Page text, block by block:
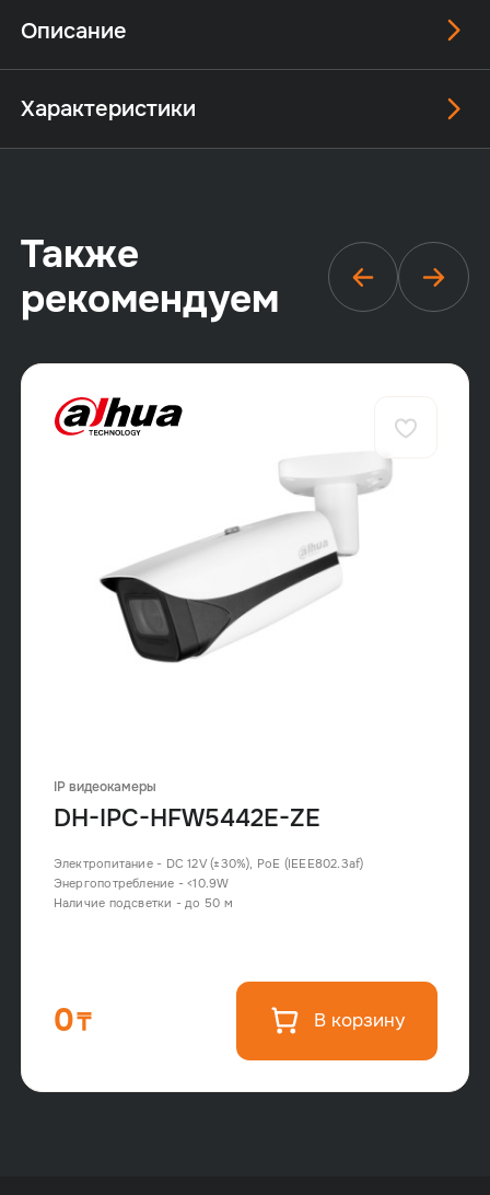
Описание
Характеристики
Также
рекомендуем
IP видеокамеры
DH-IPC-HFW5442E-ZE
Электропитание - DC 12V (±30%), PoE (IEEE802.3af)
Энергопотребление - <10.9W
Наличие подсветки - до 50 м
0 В корзину